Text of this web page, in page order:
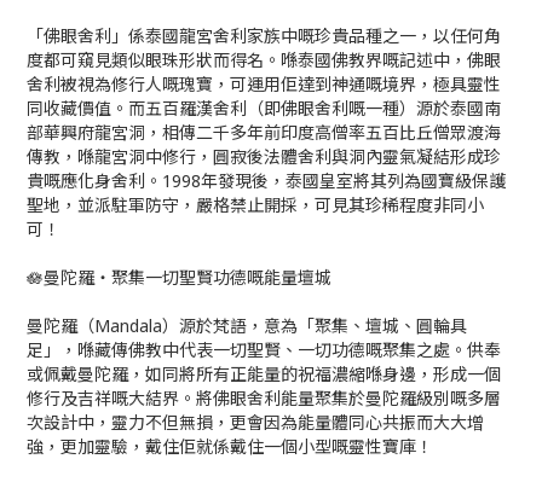
「佛眼舍利」係泰國龍宮舍利家族中嘅珍貴品種之一，以任何角
度都可窺見類似眼珠形狀而得名。喺泰國佛教界嘅記述中，佛眼
舍利被視為修行人嘅瑰寶，可運用佢達到神通嘅境界，極具靈性
同收藏價值。而五百羅漢舍利（即佛眼舍利嘅一種）源於泰國南
部華興府龍宮洞，相傳二千多年前印度高僧率五百比丘僧眾渡海
傳教，喺龍宮洞中修行，圓寂後法體舍利與洞內靈氣凝結形成珍
貴嘅應化身舍利。1998年發現後，泰國皇室將其列為國寶級保護
聖地，並派駐軍防守，嚴格禁止開採，可見其珍稀程度非同小
可！
🪷曼陀羅・聚集一切聖賢功德嘅能量壇城
曼陀羅（Mandala）源於梵語，意為「聚集、壇城、圓輪具
足」，喺藏傳佛教中代表一切聖賢、一切功德嘅聚集之處。供奉
或佩戴曼陀羅，如同將所有正能量的祝福濃縮喺身邊，形成一個
修行及吉祥嘅大結界。將佛眼舍利能量聚集於曼陀羅級別嘅多層
次設計中，靈力不但無損，更會因為能量體同心共振而大大增
強，更加靈驗，戴住佢就係戴住一個小型嘅靈性寶庫！